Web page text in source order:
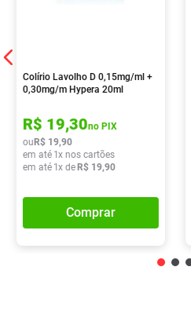
Colírio Lavolho D 0,15mg/ml +
0,30mg/m Hypera 20ml
R$ 19,30no PIX
ou R$ 19,90
em até 1x nos cartões
em até 1x de R$ 19,90
Comprar